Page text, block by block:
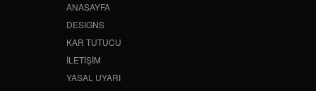
ANASAYFA
DESIGNS
KAR TUTUCU
İLETİŞİM
YASAL UYARI